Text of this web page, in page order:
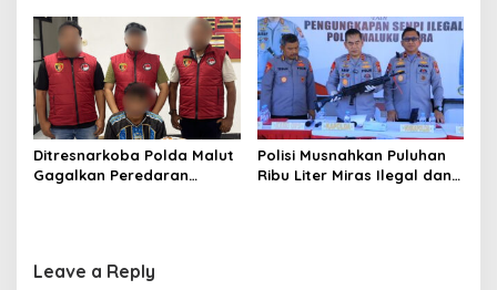
Hadir Wujudkan Keamanan
serta Keselamatan Berlalu
Lintas
Pengabdian dan Riset di
Wilayah Morotai
Ditresnarkoba Polda Malut
Gagalkan Peredaran
Polisi Musnahkan Puluhan
Ribu Liter Miras Ilegal dan
Leave a Reply